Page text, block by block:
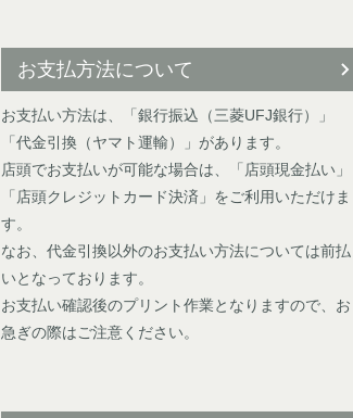
お支払方法について
お支払い方法は、「銀行振込（三菱UFJ銀行）」
「代金引換（ヤマト運輸）」があります。
店頭でお支払いが可能な場合は、「店頭現金払い」
「店頭クレジットカード決済」をご利用いただけま
す。
なお、代金引換以外のお支払い方法については前払
いとなっております。
お支払い確認後のプリント作業となりますので、お
急ぎの際はご注意ください。